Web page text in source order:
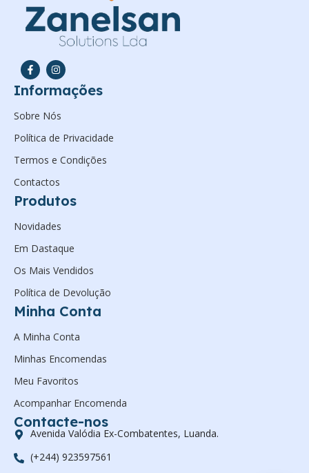
Informações
Sobre Nós
Política de Privacidade
Termos e Condições
Contactos
Produtos
Novidades
Em Dastaque
Os Mais Vendidos
Política de Devolução
Minha Conta
A Minha Conta
Minhas Encomendas
Meu Favoritos
Acompanhar Encomenda
Contacte-nos
Avenida Valódia Ex-Combatentes, Luanda.
(+244) 923597561